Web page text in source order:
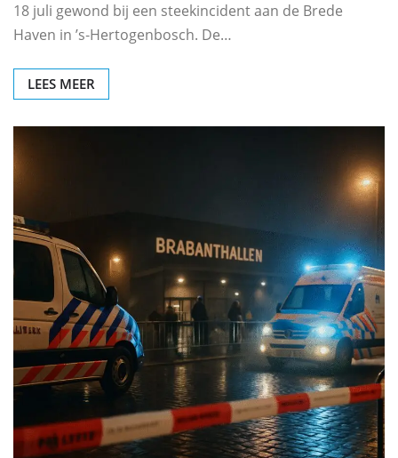
18 juli gewond bij een steekincident aan de Brede
Haven in ’s‑Hertogenbosch. De…
LEES MEER